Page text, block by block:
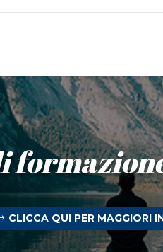
CLICCA QUI PER MAGGIORI